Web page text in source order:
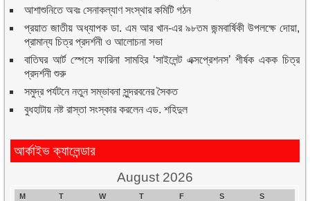
আশাশুনিতে অবঃ সেনাকল্যাণ সংস্থার কমিটি গঠন
প্রয়াত জাতীয় অধ্যাপক ডা. এম আর খান-এর ৯৮তম জন্মবার্ষিকী উপলক্ষে দোয়া,
প্রামান্য চিত্র প্রদর্শনী ও আলোচনা সভা
বাতিঘর আর্ট স্পেসে ফারিনা সামহির ‘সাইলেন্ট এক্সপ্রেশনস’ শীর্ষক একক চিত্র
প্রদর্শনী শুরু
সমুদ্র পর্যটনে নতুন সম্ভাবনা সুন্দরবনের সৈকত
বুধহাটায় নষ্ট রাস্তা সংস্কার করলেন এড. শহিদুল
আর্কাইভ ক্যালেন্ডার
August 2026
M T W T F S
S